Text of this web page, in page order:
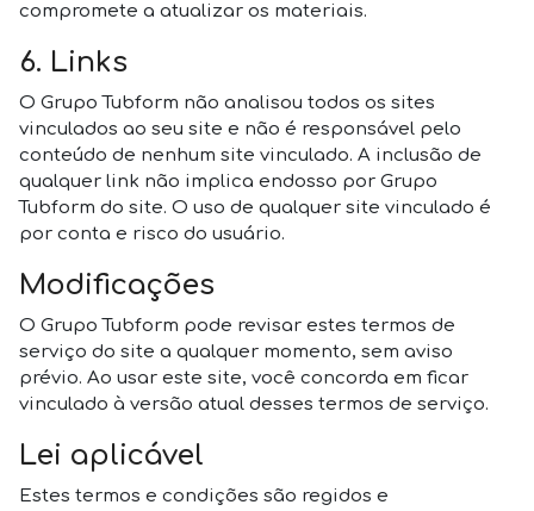
compromete a atualizar os materiais.
6. Links
O Grupo Tubform não analisou todos os sites
vinculados ao seu site e não é responsável pelo
conteúdo de nenhum site vinculado. A inclusão de
qualquer link não implica endosso por Grupo
Tubform do site. O uso de qualquer site vinculado é
por conta e risco do usuário.
Modificações
O Grupo Tubform pode revisar estes termos de
serviço do site a qualquer momento, sem aviso
prévio. Ao usar este site, você concorda em ficar
vinculado à versão atual desses termos de serviço.
Lei aplicável
Estes termos e condições são regidos e